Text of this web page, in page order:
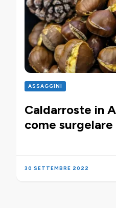
ASSAGGINI
Caldarroste in
come
30 SETTEMBRE 2022